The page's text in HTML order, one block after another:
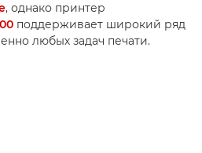
, однако принтер
поддерживает широкий ряд
любых задач печати.